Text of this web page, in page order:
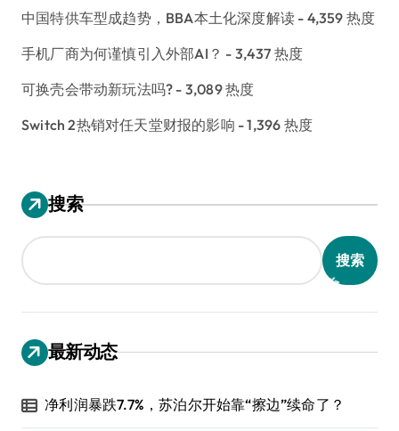
中国特供车型成趋势，BBA本土化深度解读 - 4,359 热度
手机厂商为何谨慎引入外部AI？ - 3,437 热度
可换壳会带动新玩法吗? - 3,089 热度
Switch 2热销对任天堂财报的影响 - 1,396 热度
搜索
搜索
最新动态
净利润暴跌7.7%，苏泊尔开始靠“擦边”续命了？